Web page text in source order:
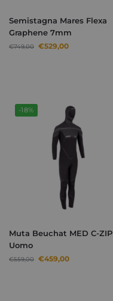
Semistagna Mares Flexa
Graphene 7mm
€749,00 €529,00
-18%
Muta Beuchat MED C-ZIP
Uomo
€559,00 €459,00